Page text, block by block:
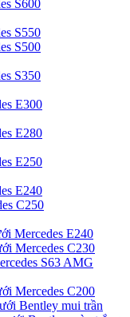
S600
S550
S500
S350
E300
E280
E250
E240
C250
Mercedes E240
Mercedes C230
S63 AMG
Mercedes C200
Bentley mui trần